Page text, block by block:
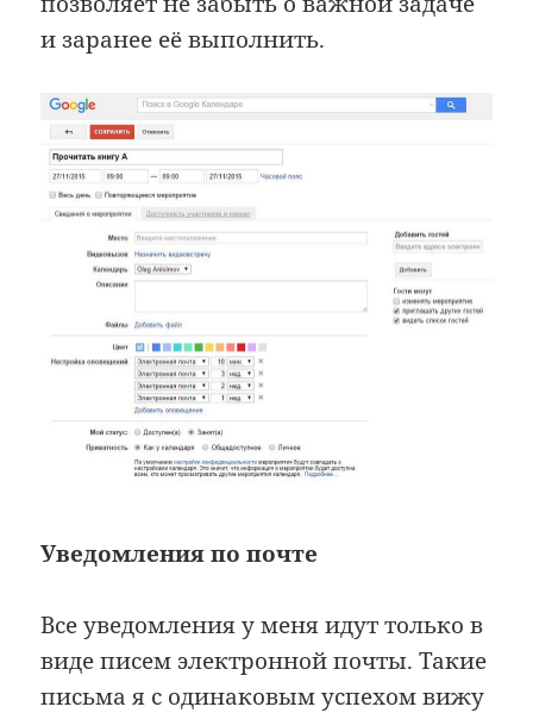
и заранее её выполнить.
Уведомления по почте
Все уведомления у меня идут только в
виде писем электронной почты. Такие
письма я с одинаковым успехом вижу